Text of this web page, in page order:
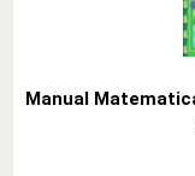
Manual